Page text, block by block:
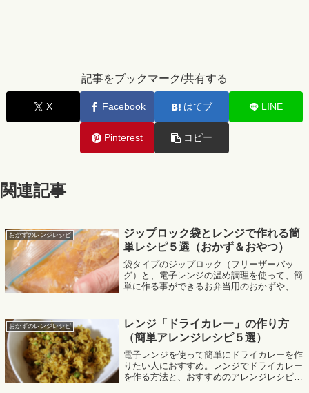
記事をブックマーク/共有する
X Facebook はてブ LINE
Pinterest コピー
関連記事
おかずのレンジレシピ
ジップロック袋とレンジで作れる簡
単レシピ５選（おかず＆おやつ）
袋タイプのジップロック（フリーザーバッ
グ）と、電子レンジの温め調理を使って、簡
単に作る事ができるお弁当用のおかずや、美
s...
おかずのレンジレシピ
レンジ「ドライカレー」の作り方
（簡単アレンジレシピ５選）
電子レンジを使って簡単にドライカレーを作
りたい人におすすめ。レンジでドライカレー
を作る方法と、おすすめのアレンジレシピを